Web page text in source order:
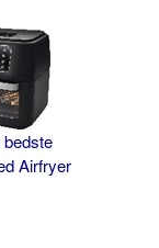
Airfryer